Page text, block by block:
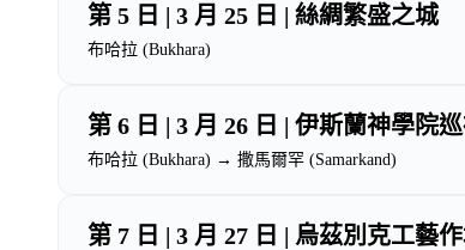
第 5 日 | 3 月 25 日 | 絲綢繁盛之城
布哈拉 (Bukhara)
第 6 日 | 3 月 26 日 | 伊斯蘭神學院
布哈拉 (Bukhara) → 撒馬爾罕 (Samarkand)
第 7 日 | 3 月 27 日 | 烏茲別克工藝